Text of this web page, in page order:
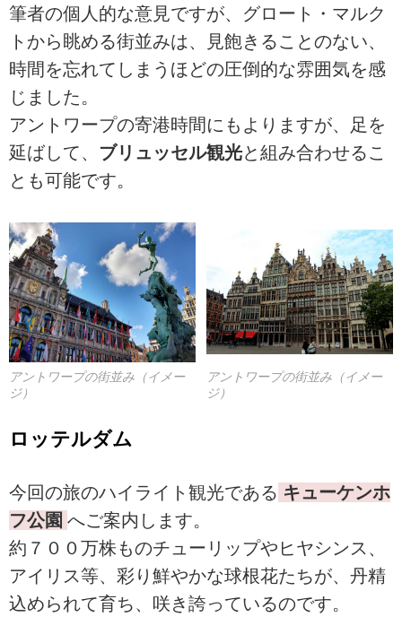
筆者の個人的な意見ですが、グロート・マルク
トから眺める街並みは、見飽きることのない、
時間を忘れてしまうほどの圧倒的な雰囲気を感
じました。
アントワープの寄港時間にもよりますが、足を
延ばして、 ブリュッセル観光と組み合わせるこ
とも可能です。
アントワープの街並み（イメー
ジ）
アントワープの街並み（イメー
ジ）
ロッテルダム
今回の旅のハイライト観光である キューケンホ
フ公園 へご案内します。
約７００万株ものチューリップやヒヤシンス、
アイリス等、彩り鮮やかな球根花たちが、丹精
込められて育ち、咲き誇っているのです。